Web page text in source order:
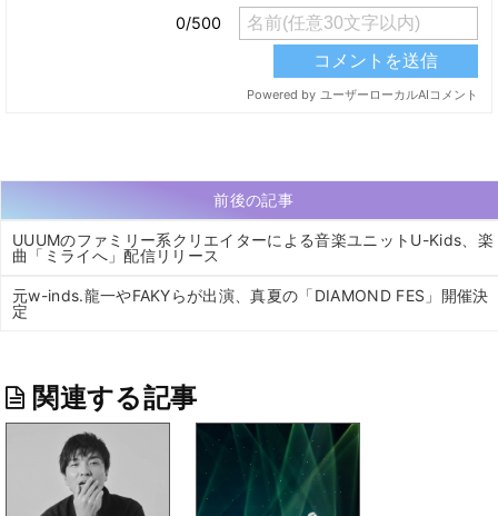
前後の記事
UUUMのファミリー系クリエイターによる音楽ユニットU-Kids、楽
曲「ミライへ」配信リリース
元w-inds.龍一やFAKYらが出演、真夏の「DIAMOND FES」開催決
定
関連する記事